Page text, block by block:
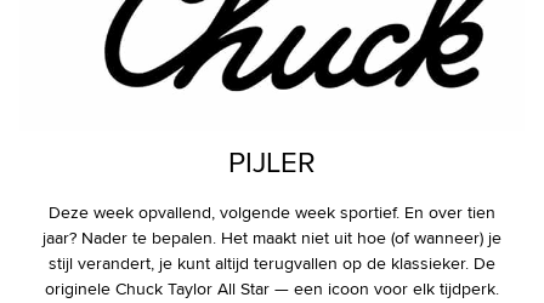
PIJLER
Deze week opvallend, volgende week sportief. En over tien
jaar? Nader te bepalen. Het maakt niet uit hoe (of wanneer) je
stijl verandert, je kunt altijd terugvallen op de klassieker. De
originele Chuck Taylor All Star — een icoon voor elk tijdperk.